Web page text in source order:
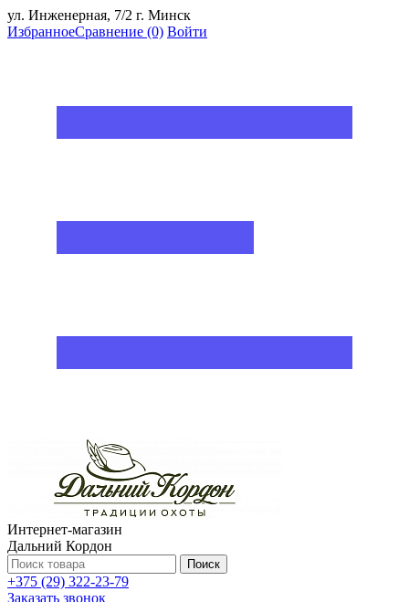
ул. Инженерная, 7/2 г. Минск
ИзбранноеСравнение (0) Войти
Интернет-магазин
Дальний Кордон
Поиск
+375 (29) 322-23-79
Заказать звонок